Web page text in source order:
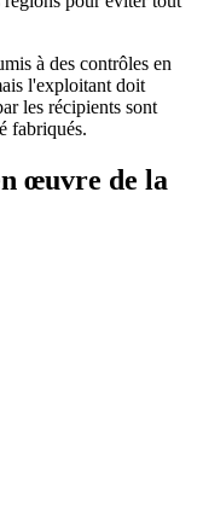
à des contrôles en
l'exploitant doit
les récipients sont
fabriqués.
œuvre de la